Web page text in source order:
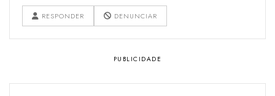
RESPONDER DENUNCIAR